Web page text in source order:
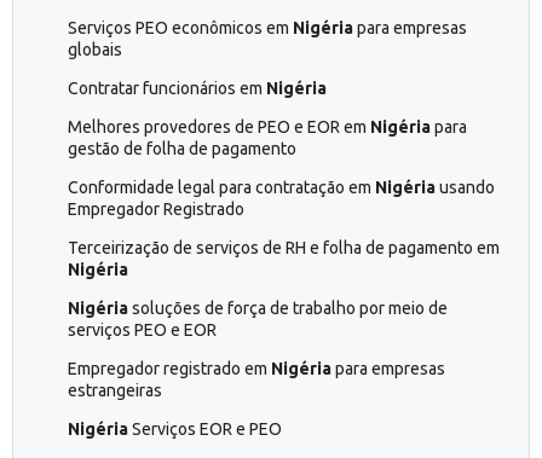
Serviços PEO econômicos em Nigériapara empresas
globais
Contratar funcionários em Nigéria
Melhores provedores de PEO e EOR em Nigériapara
gestão de folha de pagamento
Conformidade legal para contratação em Nigériausando
Empregador Registrado
Terceirização de serviços de RH e folha de pagamento em
Nigéria
Nigériasoluções de força de trabalho por meio de
serviços PEO e EOR
Empregador registrado em Nigériapara empresas
estrangeiras
NigériaServiços EOR e PEO